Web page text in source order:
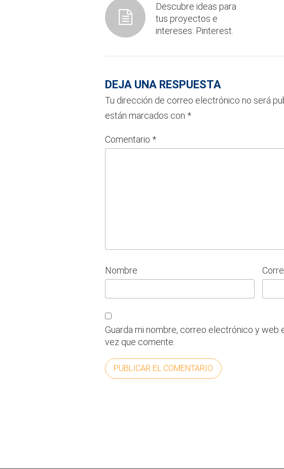
Descubre ideas para
tus proyectos e
intereses: Pinterest.
DEJA UNA RESPUESTA
Tu dirección de correo electrónico no será
están marcados con *
Comentario *
Nombre
Guarda mi nombre, correo electrónico y web
vez que comente.